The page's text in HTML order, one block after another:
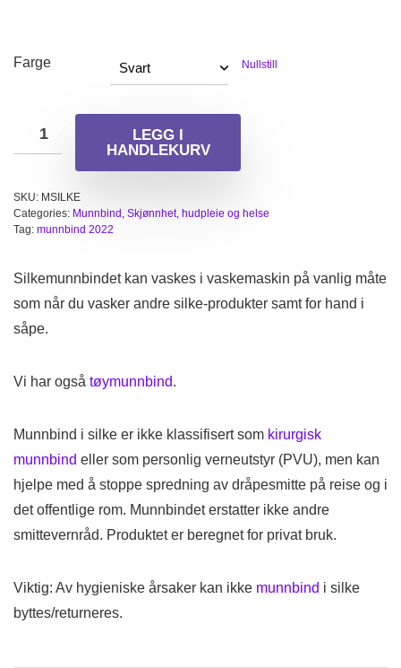
kr399,00.
kr199,50.
Farge Nullstill
LEGG I
HANDLEKURV
SKU: MSILKE
Categories: Munnbind , Skjønnhet, hudpleie og helse
Tag: munnbind 2022
Silkemunnbindet kan vaskes i vaskemaskin på vanlig måte
som når du vasker andre silke-produkter samt for hand i
såpe.
Vi har også tøymunnbind.
Munnbind i silke er ikke klassifisert som kirurgisk
munnbind eller som personlig verneutstyr (PVU), men kan
hjelpe med å stoppe spredning av dråpesmitte på reise og i
det offentlige rom. Munnbindet erstatter ikke andre
smittevernråd. Produktet er beregnet for privat bruk.
Viktig: Av hygieniske årsaker kan ikke munnbind i silke
byttes/returneres.